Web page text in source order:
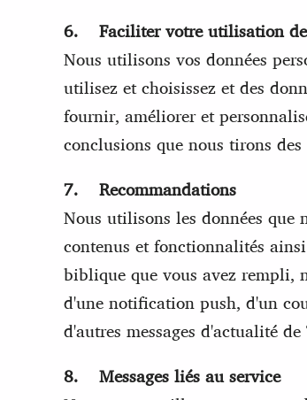
6. Faciliter votre utilisation de
Nous utilisons vos données
utilisez et choisissez et des
fournir, améliorer et
conclusions que nous tirons
7. Recommandations
Nous utilisons les données que
contenus et fonctionnalités
biblique que vous avez rempli,
d'une notification push, d'un
d'autres messages d'actualité
8. Messages liés au service